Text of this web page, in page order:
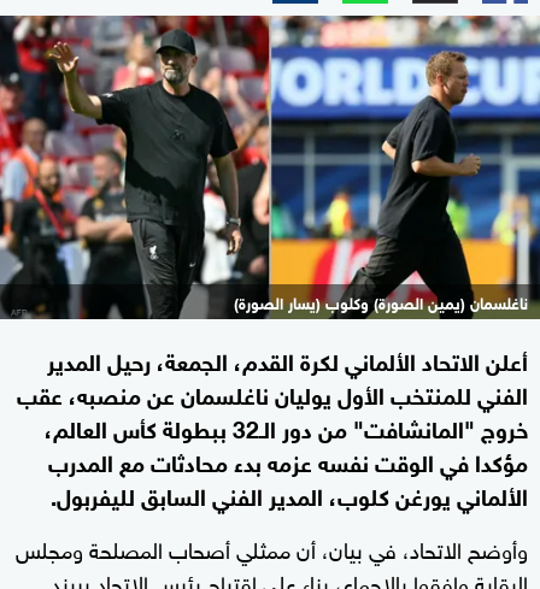
ناغلسمان (يمين الصورة) وكلوب (يسار الصورة)
أعلن الاتحاد الألماني لكرة القدم، الجمعة، رحيل المدير
الفني للمنتخب الأول يوليان ناغلسمان عن منصبه، عقب
خروج "المانشافت" من دور الـ32 ببطولة كأس العالم،
مؤكدا في الوقت نفسه عزمه بدء محادثات مع المدرب
الألماني يورغن كلوب، المدير الفني السابق لليفربول.
وأوضح الاتحاد، في بيان، أن ممثلي أصحاب المصلحة ومجلس
الرقابة وافقوا بالإجماع، بناء على اقتراح رئيس الاتحاد بيرند